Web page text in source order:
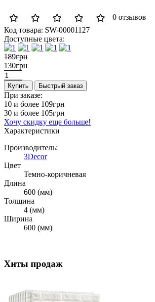
0 отзывов
Код товара: SW-00001127
Доступные цвета:
189грн
130грн
Купить Быстрый заказ
При заказе:
10 и более 109грн
30 и более 105грн
Хочу скидку еще больше!
Характеристики
Производитель:
3Decor
Цвет
Темно-коричневая
Длина
600 (мм)
Толщина
4 (мм)
Ширина
600 (мм)
Хиты продаж